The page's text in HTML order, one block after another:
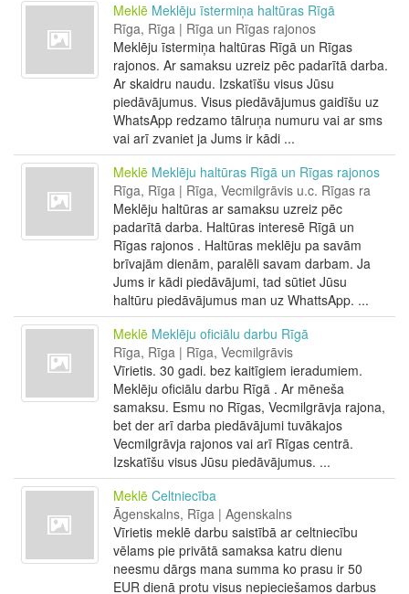
Meklē Meklēju īstermiņa haltūras Rīgā
Rīga, Rīga | Rīga un Rīgas rajonos
Meklēju īstermiņa haltūras Rīgā un Rīgas
rajonos. Ar samaksu uzreiz pēc padarītā darba.
Ar skaidru naudu. Izskatīšu visus Jūsu
piedāvājumus. Visus piedāvājumus gaidīšu uz
WhatsApp redzamo tālruņa numuru vai ar sms
vai arī zvaniet ja Jums ir kādi ...
Meklē Meklēju haltūras Rīgā un Rīgas rajonos
Rīga, Rīga | Rīga, Vecmilgrāvis u.c. Rīgas ra
Meklēju haltūras ar samaksu uzreiz pēc
padarītā darba. Haltūras interesē Rīgā un
Rīgas rajonos . Haltūras meklēju pa savām
brīvajām dienām, paralēli savam darbam. Ja
Jums ir kādi piedāvājumi, tad sūtiet Jūsu
haltūru piedāvājumus man uz WhattsApp. ...
Meklē Meklēju oficiālu darbu Rīgā
Rīga, Rīga | Rīga, Vecmilgrāvis
Vīrietis. 30 gadi. bez kaitīgiem ieradumiem.
Meklēju oficiālu darbu Rīgā . Ar mēneša
samaksu. Esmu no Rīgas, Vecmilgrāvja rajona,
bet der arī darba piedāvājumi tuvākajos
Vecmilgrāvja rajonos vai arī Rīgas centrā.
Izskatīšu visus Jūsu piedāvājumus. ...
Meklē Celtniecība
Āgenskalns, Rīga | Agenskalns
Vīrietis meklē darbu saistībā ar celtniecību
vēlams pie privātā samaksa katru dienu
neesmu dārgs mana summa ko prasu ir 50
EUR dienā protu visus nepieciešamos darbus